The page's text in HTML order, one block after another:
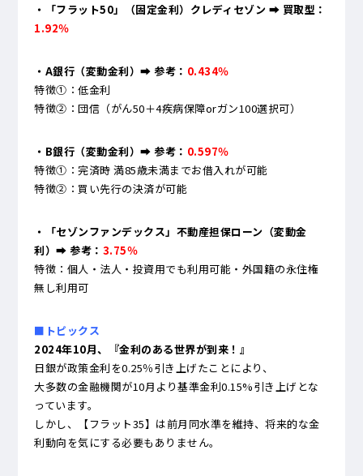
・「フラット50」（固定金利）クレディセゾン ➡ 買取型：
1.92％
・A銀行（変動金利）➡ 参考： 0.434％
特徴①：低金利
特徴②：団信（がん50＋4疾病保障orガン100選択可）
・B銀行（変動金利）➡ 参考： 0.597％
特徴①：完済時 満85歳未満までお借入れが可能
特徴②：買い先行の決済が可能
・「セゾンファンデックス」不動産担保ローン（変動金
利）➡ 参考： 3.75％
特徴：個人・法人・投資用でも利用可能・外国籍の永住権
無し利用可
■トピックス
2024年10月、『金利のある世界が到来！』
日銀が政策金利を0.25％引き上げたことにより、
大多数の金融機関が10月より基準金利0.15%引き上げとな
っています。
しかし、【フラット35】は前月同水準を維持、将来的な金
利動向を気にする必要もありません。